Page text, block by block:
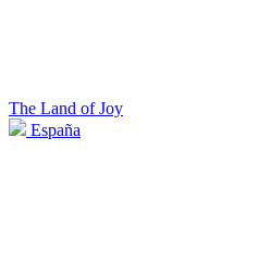
The Land of Joy
España